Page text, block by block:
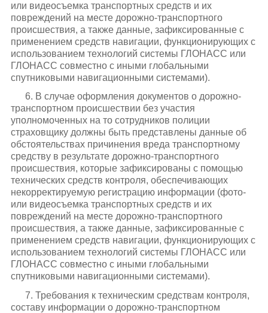
или видеосъемка транспортных средств и их
повреждений на месте дорожно-транспортного
происшествия, а также данные, зафиксированные с
применением средств навигации, функционирующих с
использованием технологий системы ГЛОНАСС или
ГЛОНАСС совместно с иными глобальными
спутниковыми навигационными системами).
6. В случае оформления документов о дорожно-
транспортном происшествии без участия
уполномоченных на то сотрудников полиции
страховщику должны быть представлены данные об
обстоятельствах причинения вреда транспортному
средству в результате дорожно-транспортного
происшествия, которые зафиксированы с помощью
технических средств контроля, обеспечивающих
некорректируемую регистрацию информации (фото-
или видеосъемка транспортных средств и их
повреждений на месте дорожно-транспортного
происшествия, а также данные, зафиксированные с
применением средств навигации, функционирующих с
использованием технологий системы ГЛОНАСС или
ГЛОНАСС совместно с иными глобальными
спутниковыми навигационными системами).
7. Требования к техническим средствам контроля,
составу информации о дорожно-транспортном